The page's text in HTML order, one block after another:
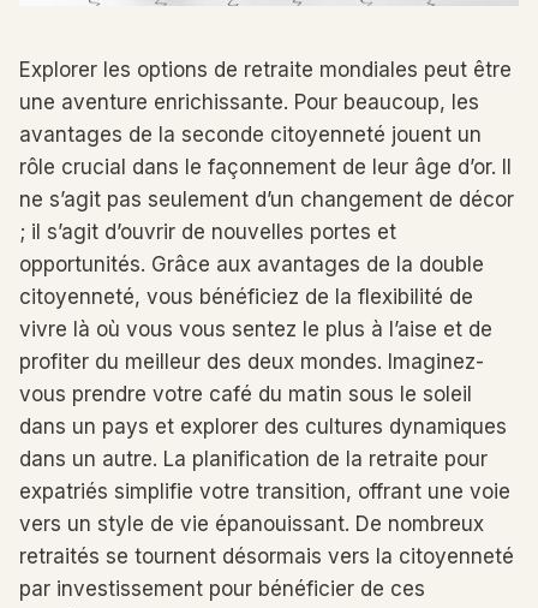
Explorer les options de retraite mondiales peut être
une aventure enrichissante. Pour beaucoup, les
avantages de la seconde citoyenneté jouent un
rôle crucial dans le façonnement de leur âge d’or. Il
ne s’agit pas seulement d’un changement de décor
; il s’agit d’ouvrir de nouvelles portes et
opportunités. Grâce aux avantages de la double
citoyenneté, vous bénéficiez de la flexibilité de
vivre là où vous vous sentez le plus à l’aise et de
profiter du meilleur des deux mondes. Imaginez-
vous prendre votre café du matin sous le soleil
dans un pays et explorer des cultures dynamiques
dans un autre. La planification de la retraite pour
expatriés simplifie votre transition, offrant une voie
vers un style de vie épanouissant. De nombreux
retraités se tournent désormais vers la citoyenneté
par investissement pour bénéficier de ces